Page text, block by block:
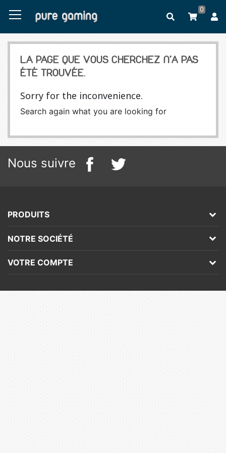
0
LA PAGE QUE VOUS CHERCHEZ N'A PAS
ÉTÉ TROUVÉE.
Sorry for the inconvenience.
Search again what you are looking for
Nous suivre
PRODUITS
NOTRE SOCIÉTÉ
VOTRE COMPTE